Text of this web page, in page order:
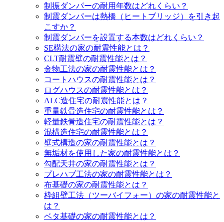
制振ダンパーの耐用年数はどれくらい？
制震ダンパーは熱橋（ヒートブリッジ）を引き起
こすか？
制震ダンパーを設置する本数はどれくらい？
SE構法の家の耐震性能とは？
CLT耐震壁の耐震性能とは？
金物工法の家の耐震性能とは？
コートハウスの耐震性能とは？
ログハウスの耐震性能とは？
ALC造住宅の耐震性能とは？
重量鉄骨造住宅の耐震性能とは？
軽量鉄骨造住宅の耐震性能とは？
混構造住宅の耐震性能とは？
壁式構造の家の耐震性能とは？
無垢材を使用した家の耐震性能とは？
勾配天井の家の耐震性能とは？
プレハブ工法の家の耐震性能とは？
布基礎の家の耐震性能とは？
枠組壁工法（ツーバイフォー）の家の耐震性能と
は？
ベタ基礎の家の耐震性能とは？